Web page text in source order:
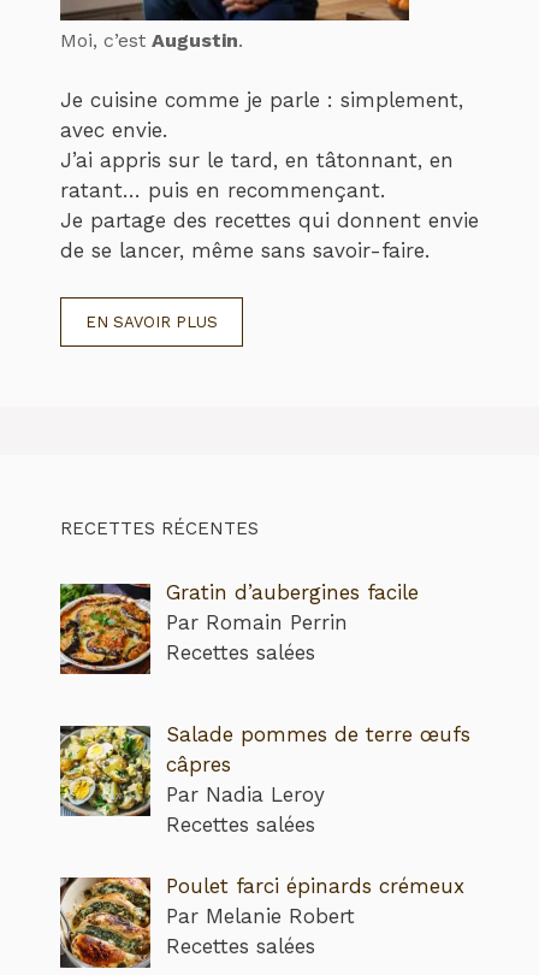
Moi, c’est Augustin.
Je cuisine comme je parle : simplement,
avec envie.
J’ai appris sur le tard, en tâtonnant, en
ratant… puis en recommençant.
Je partage des recettes qui donnent envie
de se lancer, même sans savoir-faire.
EN SAVOIR PLUS
RECETTES RÉCENTES
Gratin d’aubergines facile
Par Romain Perrin
Recettes salées
Salade pommes de terre œufs
câpres
Par Nadia Leroy
Recettes salées
Poulet farci épinards crémeux
Par Melanie Robert
Recettes salées